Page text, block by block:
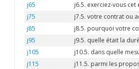
j65
j6.5. exerciez-vous
j75
j7.5. votre contrat ou
j85
j8.5. pourquoi votre
j95
j9.5. quelle était la
j105
j10.5. dans quelle
j115
j11.5. parmi les